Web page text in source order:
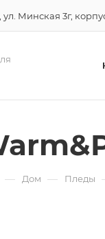
ул. Минская 3г,
— Дом — Пледы